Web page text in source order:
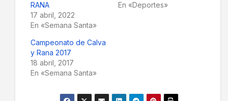
RANA
17 abril, 2022
En «Semana Santa»
En «Deportes»
Campeonato de Calva
y Rana 2017
18 abril, 2017
En «Semana Santa»